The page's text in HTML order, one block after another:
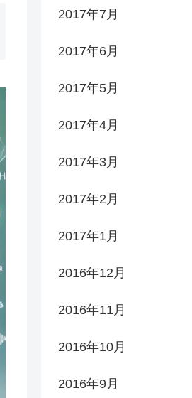
2017年7月
2017年6月
2017年5月
2017年4月
2017年3月
2017年2月
2017年1月
2016年12月
2016年11月
2016年10月
2016年9月